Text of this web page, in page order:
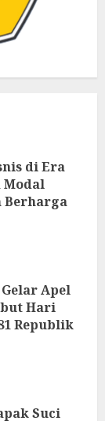
di Era
Modal
Apel
Hari
Republik
Suci